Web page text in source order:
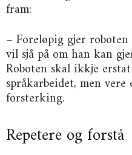
fram:
– Foreløpig gjer
vil sjå på om han kan
Roboten skal ikkje
språkarbeidet, men
forsterking.
Repetere og forstå